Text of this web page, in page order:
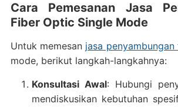
Cara Pemesanan Jasa
Fiber Optic Single Mode
Untuk memesan jasa
mode, berikut langkah-langkahnya:
Konsultasi Awal: Hubungi
mendiskusikan kebutuhan